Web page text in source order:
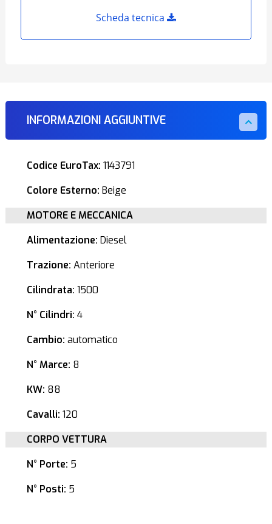
Scheda tecnica
INFORMAZIONI AGGIUNTIVE
Codice EuroTax: 1143791
Colore Esterno: Beige
MOTORE E MECCANICA
Alimentazione: Diesel
Trazione: Anteriore
Cilindrata: 1500
N° Cilindri: 4
Cambio: automatico
N° Marce: 8
KW: 88
Cavalli: 120
CORPO VETTURA
N° Porte: 5
N° Posti: 5